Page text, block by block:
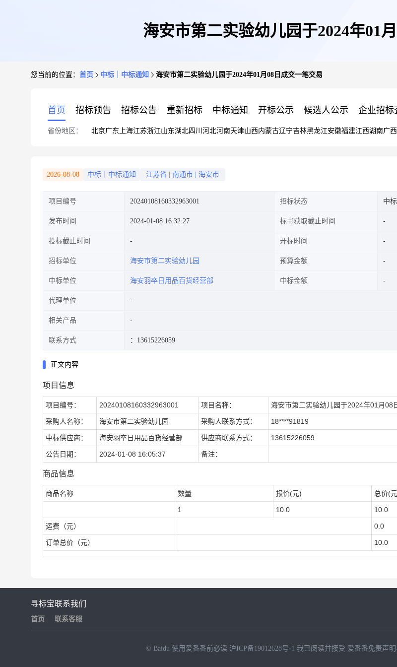
海安市第二实验幼儿园于2024年01
您当前的位置： 首页 中标｜中标通知 海安市第二实验幼儿园于2024年01月08日成交一笔交易
首页 招标预告 招标公告 重新招标 中标通知 开标公示 候选人公示 企业招标
省份地区： 北京广东 上海江苏浙江山东湖北四川 河北河南天津山西内蒙古辽宁吉林黑龙江安徽福建江西湖南广西
2026-08-08 中标｜中标通知 江苏省 南通市 海安市
项目编号 20240108160332963001 招标状态 中
发布时间 2024-01-08 16:32:27 标书获取截止时间
投标截止时间 开标时间
招标单位 海安市第二实验幼儿园 预算金额
中标单位 海安羽卒日用品百货经营部 中标金额
代理单位
相关产品
联系方式 ：13615226059
正文内容
项目信息
项目编号： 20240108160332963001 项目名称： 海安市第二实验幼儿园于2024年01月08
采购人名称： 海安市第二实验幼儿园 采购人联系方式： 18****91819
中标供应商： 海安羽卒日用品百货经营部 供应商联系方式： 13615226059
公告日期： 2024-01-08 16:05:37 备注：
商品信息
商品名称 数量 报价(元) 总价(
1 10.0 10.0
运费（元） 0.0
订单总价（元） 10.0
寻标宝
首页
联系我们
联系客服
© Baidu 使用爱番番前必读 沪ICP备19012628号-1 我已阅读并接受 爱番番免责声明